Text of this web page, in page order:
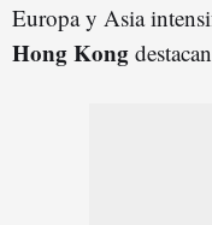
Europa y Asia
Hong Kong